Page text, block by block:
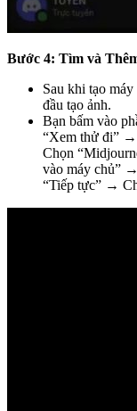
Bước 4: Tìm và
Sau khi tạo
đầu tạo ảnh.
Bạn bấm vào
“Xem thử đi”
Chọn
vào máy chủ”
“Tiếp tực” →